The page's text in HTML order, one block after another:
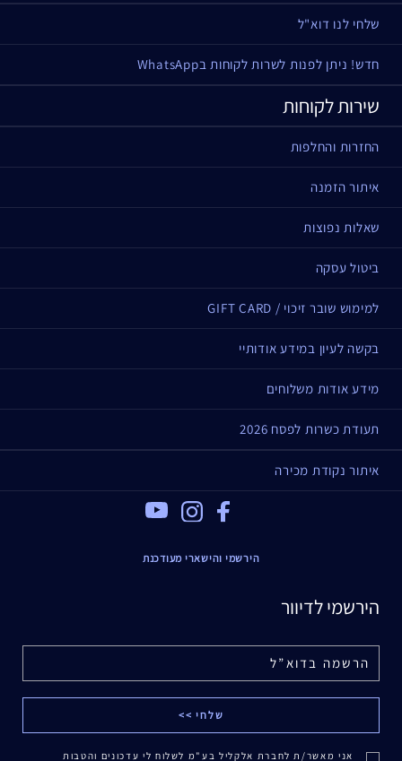
שלחי לנו דוא"ל
חדש! ניתן לפנות לשרות לקוחות בWhatsApp
שירות לקוחות
החזרות והחלפות
איתור הזמנה
שאלות נפוצות
ביטול עסקה
למימוש שובר זיכוי / GIFT CARD
בקשה לעיון במידע אודותיי
מידע אודות משלוחים
תעודת כשרות לפסח 2026
איתור נקודת מכירה
Facebook
הירשמי והישארי מעודכנת
הירשמי לדיוור
אני מאשר/ת לחברת אלקליל בע"מ לשלוח לי עדכונים והטבות